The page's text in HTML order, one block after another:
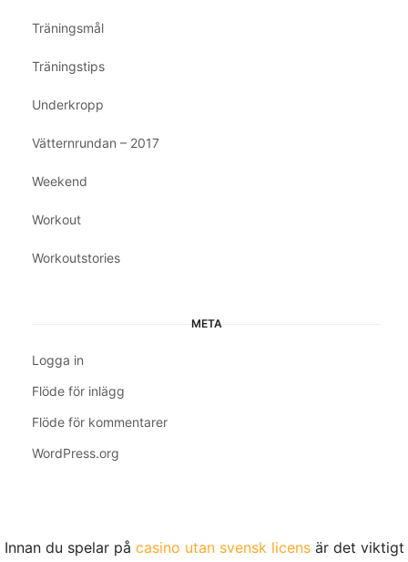
Träningsmål
Träningstips
Underkropp
Vätternrundan – 2017
Weekend
Workout
Workoutstories
META
Logga in
Flöde för inlägg
Flöde för kommentarer
WordPress.org
Innan du spelar på casino utan svensk licensär det viktigt